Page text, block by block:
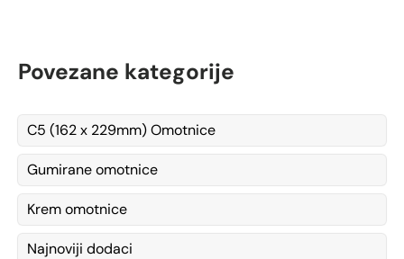
Povezane kategorije
C5 (162 x 229mm) Omotnice
Gumirane omotnice
Krem omotnice
Najnoviji dodaci